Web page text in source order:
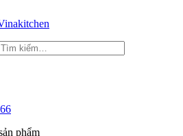
phẩm